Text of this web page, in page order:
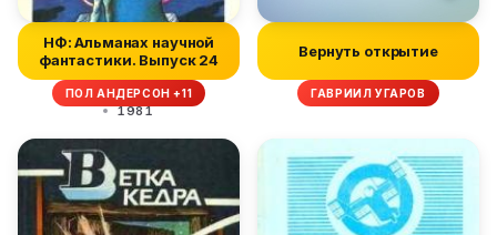
НФ: Альманах научной
фантастики. Выпуск 24
ПОЛ АНДЕРСОН +11
1981
Вернуть открытие
ГАВРИИЛ УГАРОВ